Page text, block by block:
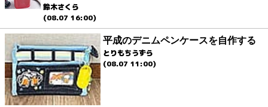
鈴木さくら
(08.07 16:00)
平成のデニムペンケースを自作する
とりもちうずら
(08.07 11:00)